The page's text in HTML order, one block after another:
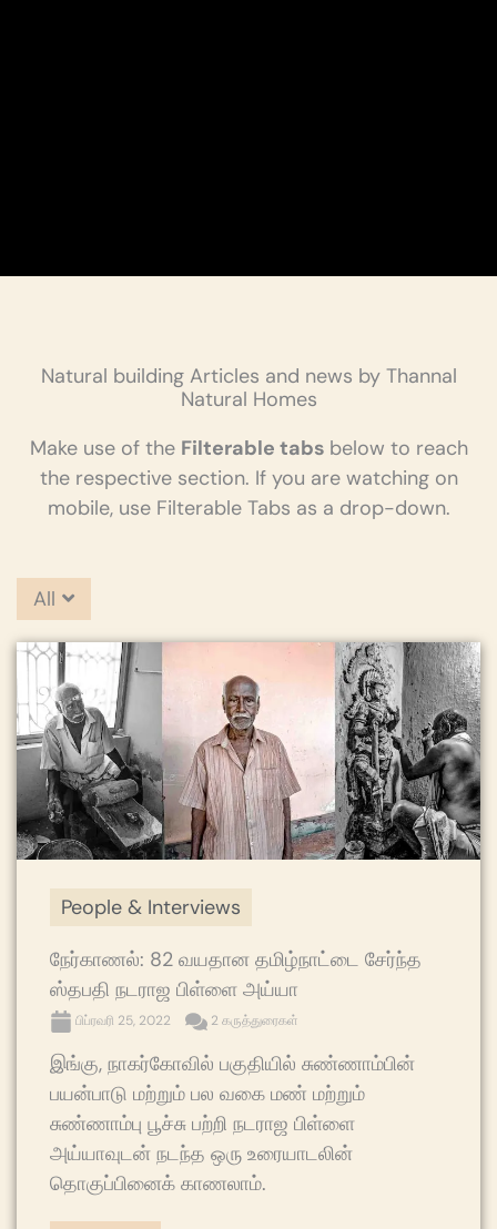
Natural building Articles and news by Thannal
Natural Homes
Make use of the Filterable tabs below to reach
the respective section. If you are watching on
mobile, use Filterable Tabs as a drop-down.
All
People & Interviews
நேர்காணல்: 82 வயதான தமிழ்நாட்டை சேர்ந்த
ஸ்தபதி நடராஜ பிள்ளை அய்யா
பிப்ரவரி 25, 2022 2 கருத்துரைகள்
இங்கு, நாகர்கோவில் பகுதியில் சுண்ணாம்பின்
பயன்பாடு மற்றும் பல வகை மண் மற்றும்
சுண்ணாம்பு பூச்சு பற்றி நடராஜ பிள்ளை
அய்யாவுடன் நடந்த ஒரு உரையாடலின்
தொகுப்பினைக் காணலாம்.